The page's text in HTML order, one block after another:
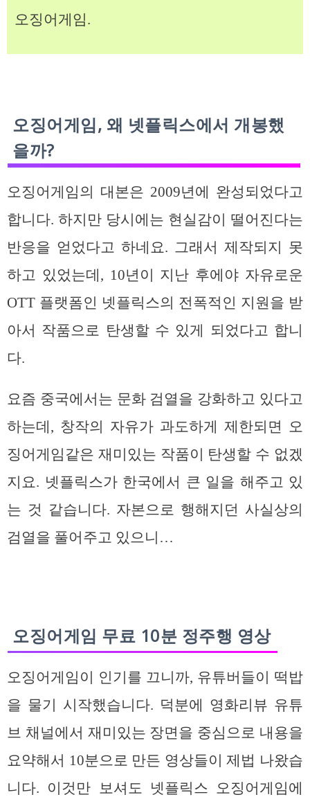
오징어게임.
오징어게임, 왜 넷플릭스에서 개봉했
을까?
오징어게임의 대본은 2009년에 완성되었다고
합니다. 하지만 당시에는 현실감이 떨어진다는
반응을 얻었다고 하네요. 그래서 제작되지 못
하고 있었는데, 10년이 지난 후에야 자유로운
OTT 플랫폼인 넷플릭스의 전폭적인 지원을 받
아서 작품으로 탄생할 수 있게 되었다고 합니
다.
요즘 중국에서는 문화 검열을 강화하고 있다고
하는데, 창작의 자유가 과도하게 제한되면 오
징어게임같은 재미있는 작품이 탄생할 수 없겠
지요. 넷플릭스가 한국에서 큰 일을 해주고 있
는 것 같습니다. 자본으로 행해지던 사실상의
검열을 풀어주고 있으니…
오징어게임 무료 10분 정주행 영상
오징어게임이 인기를 끄니까, 유튜버들이 떡밥
을 물기 시작했습니다. 덕분에 영화리뷰 유튜
브 채널에서 재미있는 장면을 중심으로 내용을
요약해서 10분으로 만든 영상들이 제법 나왔습
니다. 이것만 보셔도 넷플릭스 오징어게임에